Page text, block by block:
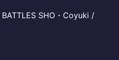
SHO・Coyuki /